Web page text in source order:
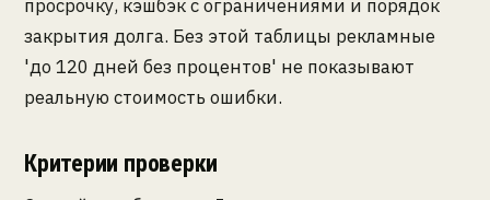
просрочку, кэшбэк с ограничениями и порядок
закрытия долга. Без этой таблицы рекламные
'до 120 дней без процентов' не показывают
реальную стоимость ошибки.
Критерии проверки